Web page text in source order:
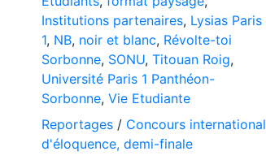
Institutions partenaires, Lysias Paris
1, NB, noir et blanc, Révolte-toi
Sorbonne, SONU, Titouan Roig,
Université Paris 1 Panthéon-
Sorbonne, Vie Etudiante
Reportages / Concours international
d'éloquence, demi-finale